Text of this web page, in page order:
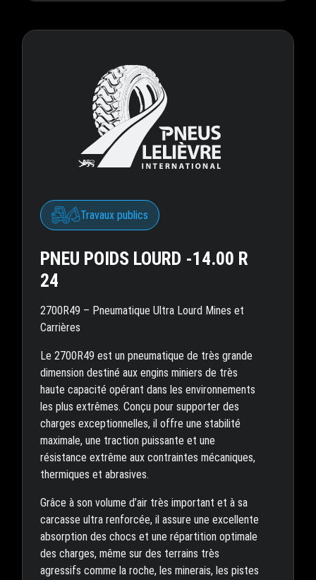
Travaux publics
PNEU POIDS LOURD -14.00 R
24
2700R49 – Pneumatique Ultra Lourd Mines et
Carrières
Le 2700R49 est un pneumatique de très grande
dimension destiné aux engins miniers de très
haute capacité opérant dans les environnements
les plus extrêmes. Conçu pour supporter des
charges exceptionnelles, il offre une stabilité
maximale, une traction puissante et une
résistance extrême aux contraintes mécaniques,
thermiques et abrasives.
Grâce à son volume d’air très important et à sa
carcasse ultra renforcée, il assure une excellente
absorption des chocs et une répartition optimale
des charges, même sur des terrains très
agressifs comme la roche, les minerais, les pistes